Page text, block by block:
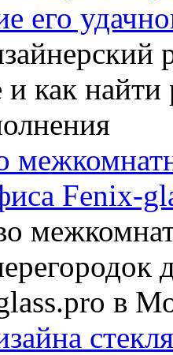
его
Fenix-